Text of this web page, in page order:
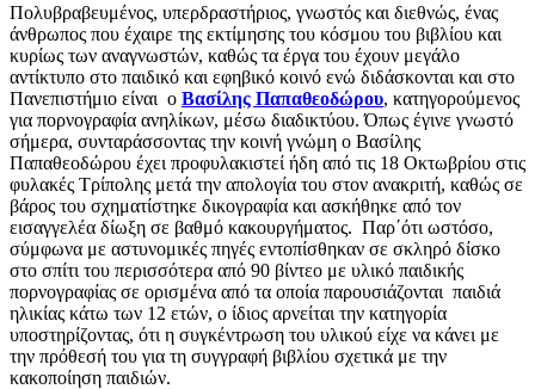
Πολυβραβευμένος, υπερδραστήριος, γνωστός και διεθνώς, ένας
άνθρωπος που έχαιρε της εκτίμησης του κόσμου του βιβλίου και
κυρίως των αναγνωστών, καθώς τα έργα του έχουν μεγάλο
αντίκτυπο στο παιδικό και εφηβικό κοινό ενώ διδάσκονται και στο
Πανεπιστήμιο είναι ο Βασίλης Παπαθεοδώρου, κατηγορούμενος
για πορνογραφία ανηλίκων, μέσω διαδικτύου. Όπως έγινε γνωστό
σήμερα, συνταράσσοντας την κοινή γνώμη ο Βασίλης
Παπαθεοδώρου έχει προφυλακιστεί ήδη από τις 18 Οκτωβρίου στις
φυλακές Τρίπολης μετά την απολογία του στον ανακριτή, καθώς σε
βάρος του σχηματίστηκε δικογραφία και ασκήθηκε από τον
εισαγγελέα δίωξη σε βαθμό κακουργήματος. Παρ΄ότι ωστόσο,
σύμφωνα με αστυνομικές πηγές εντοπίσθηκαν σε σκληρό δίσκο
στο σπίτι του περισσότερα από 90 βίντεο με υλικό παιδικής
πορνογραφίας σε ορισμένα από τα οποία παρουσιάζονται παιδιά
ηλικίας κάτω των 12 ετών, ο ίδιος αρνείται την κατηγορία
υποστηρίζοντας, ότι η συγκέντρωση του υλικού είχε να κάνει με
την πρόθεσή του για τη συγγραφή βιβλίου σχετικά με την
κακοποίηση παιδιών.